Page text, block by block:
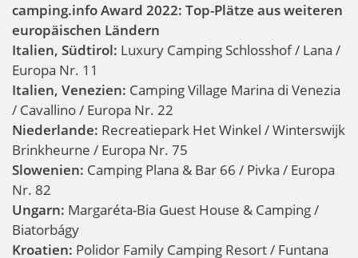
camping.info Award 2022: Top-Plätze aus weiteren
europäischen Ländern
Italien, Südtirol: Luxury Camping Schlosshof / Lana /
Europa Nr. 11
Italien, Venezien: Camping Village Marina di Venezia
/ Cavallino / Europa Nr. 22
Niederlande: Recreatiepark Het Winkel / Winterswijk
Brinkheurne / Europa Nr. 75
Slowenien: Camping Plana & Bar 66 / Pivka / Europa
Nr. 82
Ungarn: Margaréta-Bia Guest House & Camping /
Biatorbágy
Kroatien: Polidor Family Camping Resort / Funtana